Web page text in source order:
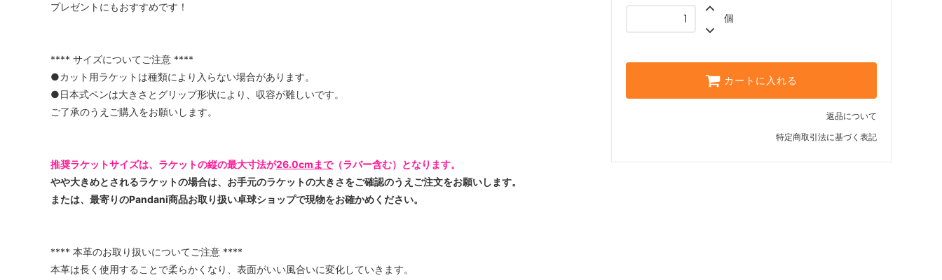
個
カートに入れる
返品について
特定商取引法に基づく表記
プレゼントにもおすすめです！
**** サイズについてご注意 ****
●カット用ラケットは種類により入らない場合があります。
●日本式ペンは大きさとグリップ形状により、収容が難しいです。
ご了承のうえご購入をお願いします。
推奨ラケットサイズは、ラケットの縦の最大寸法が26.0cmまで（ラバー含む）となります。
やや大きめとされるラケットの場合は、お手元のラケットの大きさをご確認のうえご注文をお願いします。
または、最寄りのPandani商品お取り扱い卓球ショップで現物をお確かめください。
**** 本革のお取り扱いについてご注意 ****
本革は長く使用することで柔らかくなり、表面がいい風合いに変化していきます。